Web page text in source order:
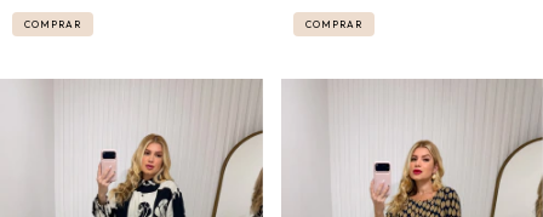
COMPRAR COMPRAR